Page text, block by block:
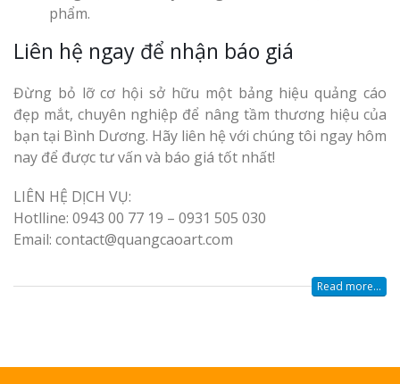
phẩm.
Liên hệ ngay để nhận báo giá
Đừng bỏ lỡ cơ hội sở hữu một bảng hiệu quảng cáo
đẹp mắt, chuyên nghiệp để nâng tầm thương hiệu của
bạn tại Bình Dương. Hãy liên hệ với chúng tôi ngay hôm
nay để được tư vấn và báo giá tốt nhất!
LIÊN HỆ DỊCH VỤ:
Hotlline: 0943 00 77 19 – 0931 505 030
Email: contact@quangcaoart.com
Read more...